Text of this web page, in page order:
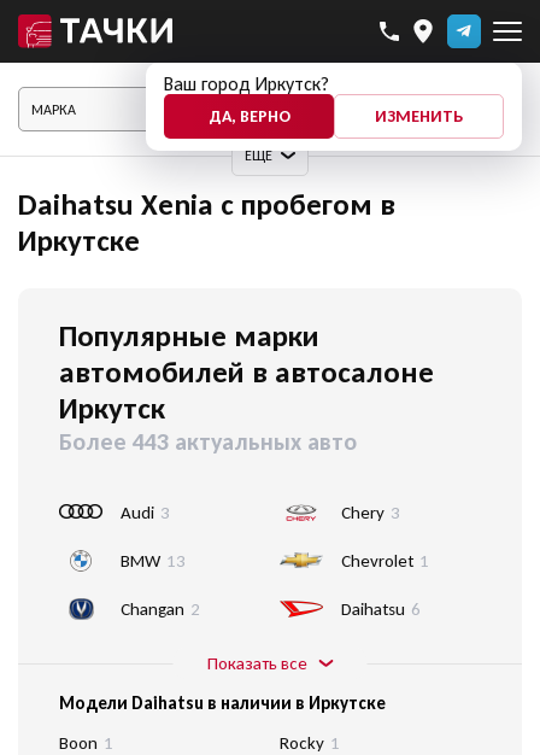
Ваш город Иркутск?
ДА, ВЕРНО ИЗМЕНИТЬ
ЕЩЕ
ПОКАЗАТЬ АВТО
Daihatsu Xenia с пробегом в
Иркутске
Популярные марки
автомобилей в автосалоне
Иркутск
Более 443 актуальных авто
Audi 3
BMW 13
Changan 2
Chery 3
Chevrolet 1
Daihatsu 6
Показать все
Модели Daihatsu в наличии в Иркутске
Boon 1 Rocky 1